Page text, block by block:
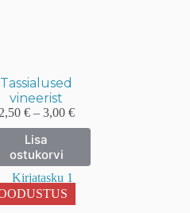
Tassialused
vineerist
2,50 € – 3,00 €Hinnavahemik:
2,50 €
Lisa
ostukorvi
Sellel
tootel
on
mitu
varianti.
Valikuid